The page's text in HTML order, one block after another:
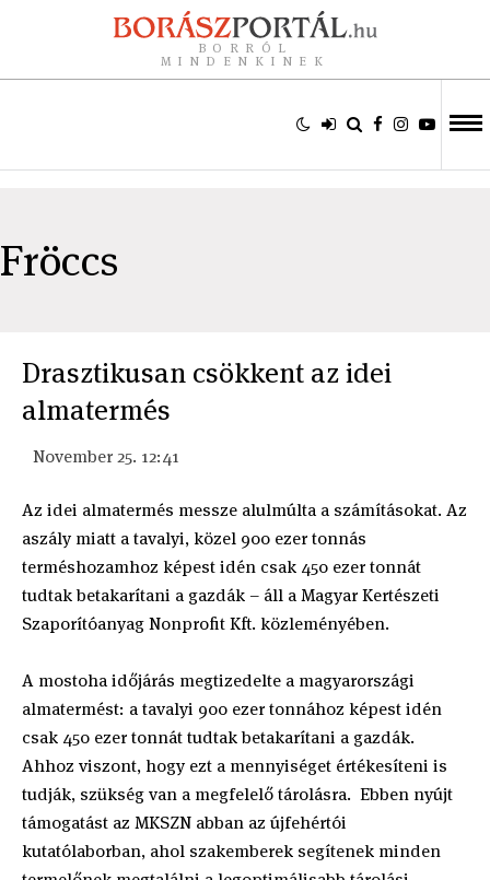
BORRÓL
MINDENKINEK
Fröccs
Drasztikusan csökkent az idei
almatermés
November 25. 12:41
Az idei almatermés messze alulmúlta a számításokat. Az
aszály miatt a tavalyi, közel 900 ezer tonnás
terméshozamhoz képest idén csak 450 ezer tonnát
tudtak betakarítani a gazdák – áll a Magyar Kertészeti
Szaporítóanyag Nonprofit Kft. közleményében.
A mostoha időjárás megtizedelte a magyarországi
almatermést: a tavalyi 900 ezer tonnához képest idén
csak 450 ezer tonnát tudtak betakarítani a gazdák.
Ahhoz viszont, hogy ezt a mennyiséget értékesíteni is
tudják, szükség van a megfelelő tárolásra. Ebben nyújt
támogatást az MKSZN abban az újfehértói
kutatólaborban, ahol szakemberek segítenek minden